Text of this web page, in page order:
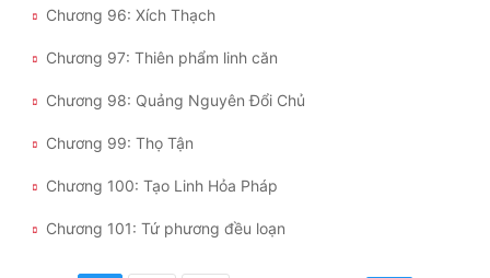
Chương 96: Xích Thạch
Chương 97: Thiên phẩm linh căn
Chương 98: Quảng Nguyên Đổi Chủ
Chương 99: Thọ Tận
Chương 100: Tạo Linh Hỏa Pháp
Chương 101: Tứ phương đều loạn